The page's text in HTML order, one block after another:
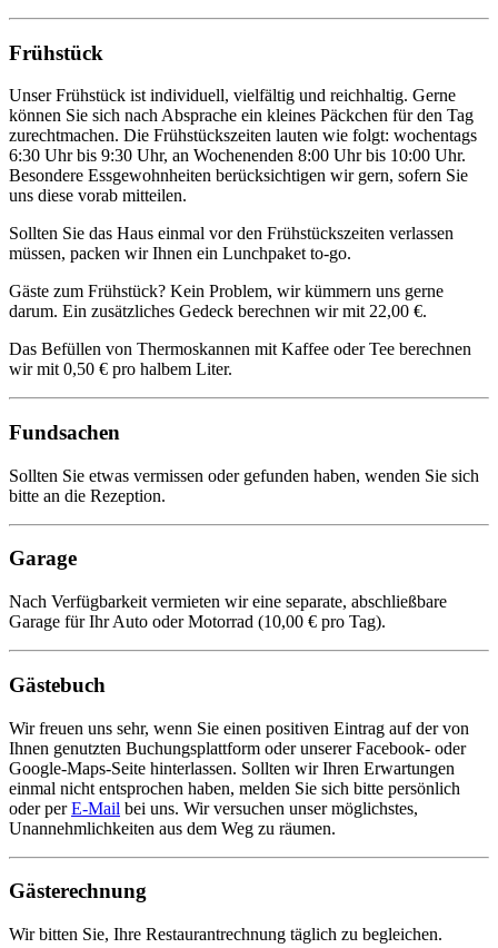
Frühstück
Unser Frühstück ist individuell, vielfältig und reichhaltig. Gerne
können Sie sich nach Absprache ein kleines Päckchen für den Tag
zurechtmachen. Die Frühstückszeiten lauten wie folgt: wochentags
6:30 Uhr bis 9:30 Uhr, an Wochenenden 8:00 Uhr bis 10:00 Uhr.
Besondere Essgewohnheiten berücksichtigen wir gern, sofern Sie
uns diese vorab mitteilen.
Sollten Sie das Haus einmal vor den Frühstückszeiten verlassen
müssen, packen wir Ihnen ein Lunchpaket to-go.
Gäste zum Frühstück? Kein Problem, wir kümmern uns gerne
darum. Ein zusätzliches Gedeck berechnen wir mit 22,00 €.
Das Befüllen von Thermoskannen mit Kaffee oder Tee berechnen
wir mit 0,50 € pro halbem Liter.
Fundsachen
Sollten Sie etwas vermissen oder gefunden haben, wenden Sie sich
bitte an die Rezeption.
Garage
Nach Verfügbarkeit vermieten wir eine separate, abschließbare
Garage für Ihr Auto oder Motorrad (10,00 € pro Tag).
Gästebuch
Wir freuen uns sehr, wenn Sie einen positiven Eintrag auf der von
Ihnen genutzten Buchungsplattform oder unserer Facebook- oder
Google-Maps-Seite hinterlassen. Sollten wir Ihren Erwartungen
einmal nicht entsprochen haben, melden Sie sich bitte persönlich
oder perE-Mail bei uns. Wir versuchen unser möglichstes,
Unannehmlichkeiten aus dem Weg zu räumen.
Gästerechnung
Wir bitten Sie, Ihre Restaurantrechnung täglich zu begleichen.